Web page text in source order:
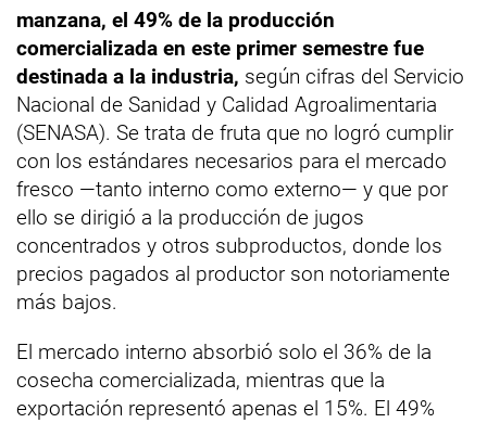
manzana, el 49% de la producción
comercializada en este primer semestre fue
destinada a la industria, según cifras del Servicio
Nacional de Sanidad y Calidad Agroalimentaria
(SENASA). Se trata de fruta que no logró cumplir
con los estándares necesarios para el mercado
fresco —tanto interno como externo— y que por
ello se dirigió a la producción de jugos
concentrados y otros subproductos, donde los
precios pagados al productor son notoriamente
más bajos.
El mercado interno absorbió solo el 36% de la
cosecha comercializada, mientras que la
exportación representó apenas el 15%. El 49%